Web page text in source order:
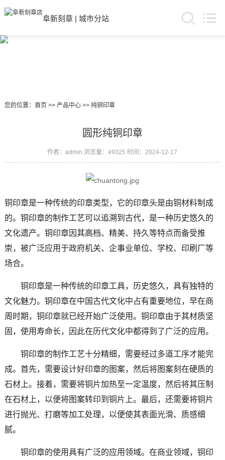
阜新刻章| 城市分站
您的位置： 首页 >> 产品中心>> 纯铜印章
圆形纯铜印章
作者：admin 浏览量：49325 时间：2024-12-17
铜印章是一种传统的印章类型，它的印章头是由铜材料制成
的。铜印章的制作工艺可以追溯到古代，是一种历史悠久的
文化遗产。铜印章因其高档、精美、持久等特点而备受推
崇，被广泛应用于政府机关、企事业单位、学校、印刷厂等
场合。
铜印章是一种传统的印章工具，历史悠久，具有独特的
文化魅力。铜印章在中国古代文化中占有重要地位，早在商
周时期，铜印章就已经开始广泛使用。铜印章由于其材质坚
固，使用寿命长，因此在历代文化中都得到了广泛的应用。
铜印章的制作工艺十分精细，需要经过多道工序才能完
成。首先，需要设计好印章的图案，然后将图案刻在硬质的
石材上。接着，需要将铜片加热至一定温度，然后将其压制
在石材上，以便将图案转印到铜片上。最后，还需要将铜片
进行抛光、打磨等加工处理，以便使其表面光滑、质感细
腻。
铜印章的使用具有广泛的应用领域。在商业领域，铜印